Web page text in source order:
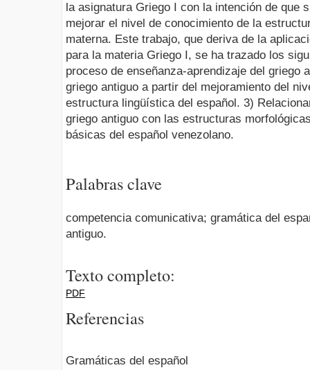
la asignatura Griego I con la intención de que
mejorar el nivel de conocimiento de la
materna. Este trabajo, que deriva de la
para la mate­ria Griego I, se ha trazado los
proceso de enseñanza-aprendizaje del griego
griego antiguo a partir del mejoramiento del
estructura lingüística del español. 3)
griego antiguo con las estructuras
básicas del español venezolano.
Palabras clave
competencia comunicativa; gramática del
antiguo.
Texto completo:
PDF
Referencias
Gramáticas del español